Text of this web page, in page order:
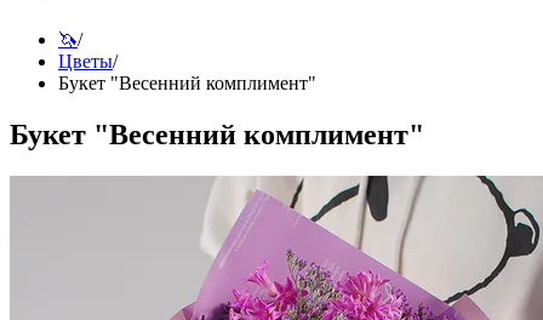
🦄/
Цветы/
Букет "Весенний комплимент"
Букет "Весенний комплимент"